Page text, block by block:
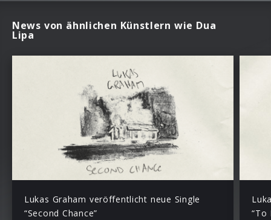
News von ähnlichen Künstlern wie Dua
Lipa
Lukas Graham veröffentlicht neue Single
“Second Chance”
“To